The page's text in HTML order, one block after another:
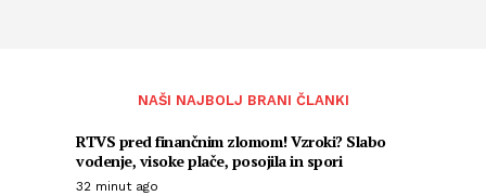
NAŠI NAJBOLJ BRANI ČLANKI
RTVS pred finančnim zlomom! Vzroki? Slabo
vodenje, visoke plače, posojila in spori
32 minut ago